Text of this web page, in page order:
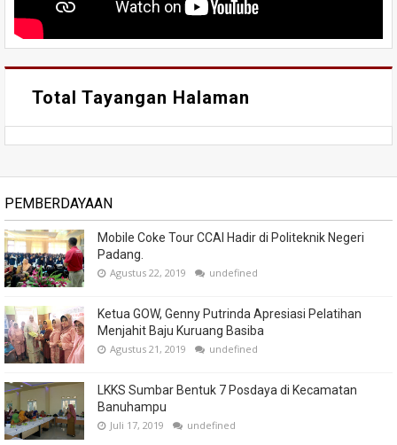
Total Tayangan Halaman
PEMBERDAYAAN
Mobile Coke Tour CCAI Hadir di Politeknik Negeri
Padang.
Agustus 22, 2019 undefined
Ketua GOW, Genny Putrinda Apresiasi Pelatihan
Menjahit Baju Kuruang Basiba
Agustus 21, 2019 undefined
LKKS Sumbar Bentuk 7 Posdaya di Kecamatan
Banuhampu
Juli 17, 2019 undefined